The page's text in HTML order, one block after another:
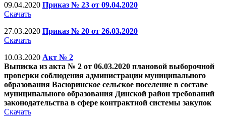
09.04.2020 Приказ № 23 от 09.04.2020
Скачать
27.03.2020 Приказ № 20 от 26.03.2020
Скачать
10.03.2020 Акт № 2
Выписка из акта № 2 от 06.03.2020 плановой выборочной
проверки соблюдения администрации муниципального
образования Васюринское сельское поселение в составе
муниципального образования Динской район требований
законодательства в сфере контрактной системы закупок
Скачать